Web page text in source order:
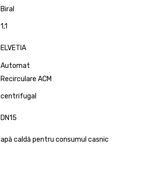
Biral
1,1
ELVETIA
Automat
Recirculare ACM
centrifugal
DN15
apă caldă pentru consumul casnic